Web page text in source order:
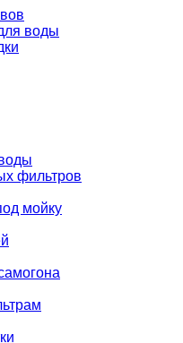
воды
фильтров
мойку